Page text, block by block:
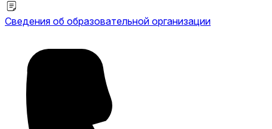
Сведения об образовательной организации